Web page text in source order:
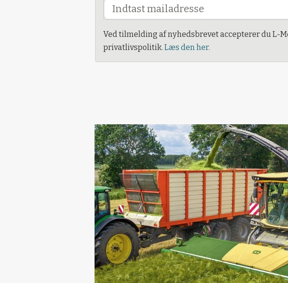
Ved tilmelding af nyhedsbrevet accepterer du L-
privatlivspolitik. Læs den her.